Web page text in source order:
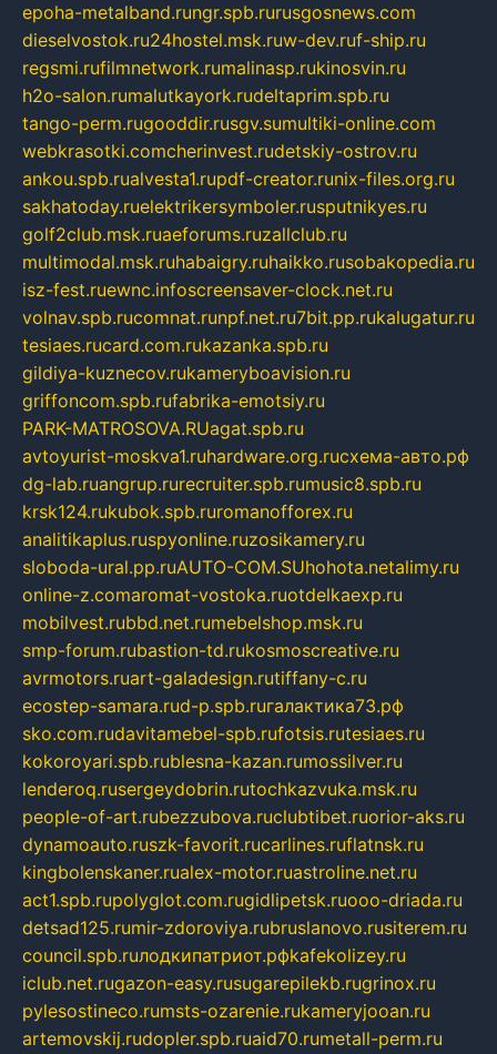
epoha-metalband.rungr.spb.rurusgosnews.com
dieselvostok.ru24hostel.msk.ruw-dev.ruf-ship.ru
regsmi.rufilmnetwork.rumalinasp.rukinosvin.ru
h2o-salon.rumalutkayork.rudeltaprim.spb.ru
tango-perm.rugooddir.rusgv.sumultiki-online.com
webkrasotki.comcherinvest.rudetskiy-ostrov.ru
ankou.spb.rualvesta1.rupdf-creator.runix-files.org.ru
sakhatoday.ruelektrikersymboler.rusputnikyes.ru
golf2club.msk.ruaeforums.ruzallclub.ru
multimodal.msk.ruhabaigry.ruhaikko.rusobakopedia.ru
isz-fest.ruewnc.infoscreensaver-clock.net.ru
volnav.spb.rucomnat.runpf.net.ru7bit.pp.rukalugatur.ru
tesiaes.rucard.com.rukazanka.spb.ru
gildiya-kuznecov.rukameryboavision.ru
griffoncom.spb.rufabrika-emotsiy.ru
PARK-MATROSOVA.RUagat.spb.ru
avtoyurist-moskva1.ruhardware.org.ruсхема-авто.рф
dg-lab.ruangrup.rurecruiter.spb.rumusic8.spb.ru
krsk124.rukubok.spb.ruromanofforex.ru
analitikaplus.ruspyonline.ruzosikamery.ru
sloboda-ural.pp.ruAUTO-COM.SUhohota.netalimy.ru
online-z.comaromat-vostoka.ruotdelkaexp.ru
mobilvest.rubbd.net.rumebelshop.msk.ru
smp-forum.rubastion-td.rukosmoscreative.ru
avrmotors.ruart-galadesign.rutiffany-c.ru
ecostep-samara.rud-p.spb.ruгалактика73.рф
sko.com.rudavitamebel-spb.rufotsis.rutesiaes.ru
kokoroyari.spb.rublesna-kazan.rumossilver.ru
lenderoq.rusergeydobrin.rutochkazvuka.msk.ru
people-of-art.rubezzubova.ruclubtibet.ruorior-aks.ru
dynamoauto.ruszk-favorit.rucarlines.ruflatnsk.ru
kingbolenskaner.rualex-motor.ruastroline.net.ru
act1.spb.rupolyglot.com.rugidlipetsk.ruooo-driada.ru
detsad125.rumir-zdoroviya.rubruslanovo.rusiterem.ru
council.spb.ruлодкипатриот.рфkafekolizey.ru
iclub.net.rugazon-easy.rusugarepilekb.rugrinox.ru
pylesostineco.rumsts-ozarenie.rukameryjooan.ru
artemovskij.rudopler.spb.ruaid70.rumetall-perm.ru